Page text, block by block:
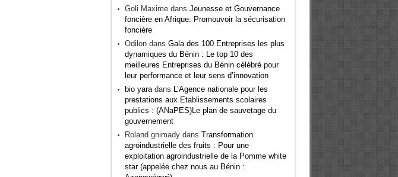
Goli Maximedans Jeunesse et Gouvernance
foncière en Afrique: Promouvoir la sécurisation
foncière
Odilondans Gala des 100 Entreprises les plus
dynamiques du Bénin : Le top 10 des
meilleures Entreprises du Bénin célébré pour
leur performance et leur sens d’innovation
bio yaradans L’Agence nationale pour les
prestations aux Etablissements scolaires
publics : (ANaPES)Le plan de sauvetage du
gouvernement
Roland gnimadydans Transformation
agroindustrielle des fruits : Pour une
exploitation agroindustrielle de la Pomme white
star (appelée chez nous au Bénin :